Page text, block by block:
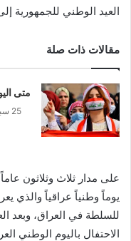
العيد الوطني للجمهورية
مقالات ذات صلة
متى اليوم
25 سبتمبر، 2022
يوماً وطنياً عراقياً والذي
الاحتفال باليوم الوطني